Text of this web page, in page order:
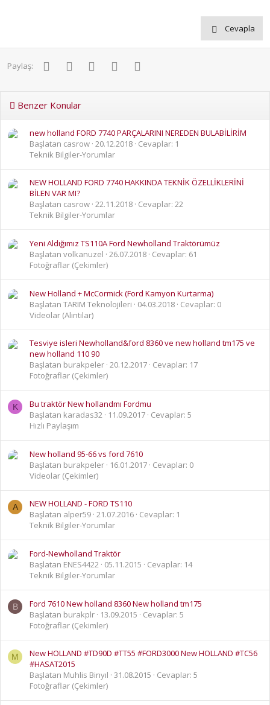
Cevapla
Paylaş: FacebookTwitter PinterestWhatsApp
Benzer Konular
new holland FORD 7740 PARÇALARINI NEREDEN BULABİLİRİM
Başlatan casrow 20.12.2018 Cevaplar: 1
Teknik Bilgiler-Yorumlar
NEW HOLLAND FORD 7740 HAKKINDA TEKNİK ÖZELLİKLERİNİ
BİLEN VAR MI?
Başlatan casrow 22.11.2018 Cevaplar: 22
Teknik Bilgiler-Yorumlar
Yeni Aldığımız TS110A Ford Newholland Traktörümüz
Başlatan volkanuzel 26.07.2018 Cevaplar: 61
Fotoğraflar (Çekimler)
New Holland + McCormick (Ford Kamyon Kurtarma)
Başlatan TARIM Teknolojileri
04.03.2018 Cevaplar: 0
Videolar (Alıntılar)
Tesviye isleri Newholland&ford 8360 ve new holland tm175 ve
new holland 110 90
Başlatan burakpeler 20.12.2017 Cevaplar: 17
Fotoğraflar (Çekimler)
K
Bu traktör New hollandmı Fordmu
Başlatan karadas32
11.09.2017 Cevaplar: 5
Hızlı Paylaşım
New holland 95-66 vs ford 7610
Başlatan burakpeler
16.01.2017 Cevaplar: 0
Videolar (Çekimler)
A
NEW HOLLAND - FORD TS110
Başlatan alper59 21.07.2016 Cevaplar: 1
Teknik Bilgiler-Yorumlar
Ford-Newholland Traktör
Başlatan ENES4422 05.11.2015
Cevaplar: 14
Teknik Bilgiler-Yorumlar
B
Ford 7610 New holland 8360 New holland tm175
Başlatan burakplr
13.09.2015
Cevaplar: 5
Fotoğraflar (Çekimler)
M
New HOLLAND #TD90D #TT55 #FORD3000 New HOLLAND #TC56
#HASAT2015
Başlatan Muhlis Binyıl 31.08.2015
Cevaplar: 5
Fotoğraflar (Çekimler)